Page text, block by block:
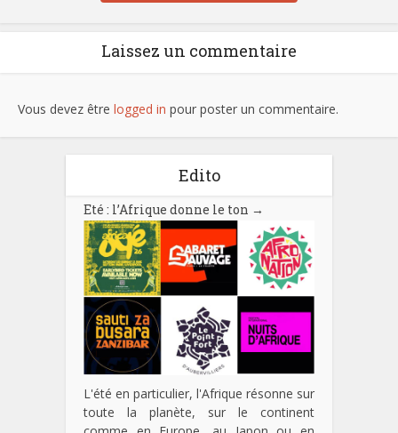
Laissez un commentaire
Vous devez être logged in pour poster un commentaire.
Edito
Eté : l’Afrique donne le ton →
L'été en particulier, l'Afrique résonne sur
toute la planète, sur le continent